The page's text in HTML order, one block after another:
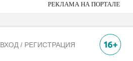
РЕКЛАМА НА ПОРТАЛЕ
ВХОД / РЕГИСТРАЦИЯ